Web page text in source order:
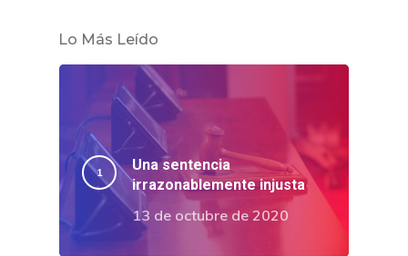
Lo Más Leído
Una sentencia
irrazonablemente injusta
13 de octubre de 2020